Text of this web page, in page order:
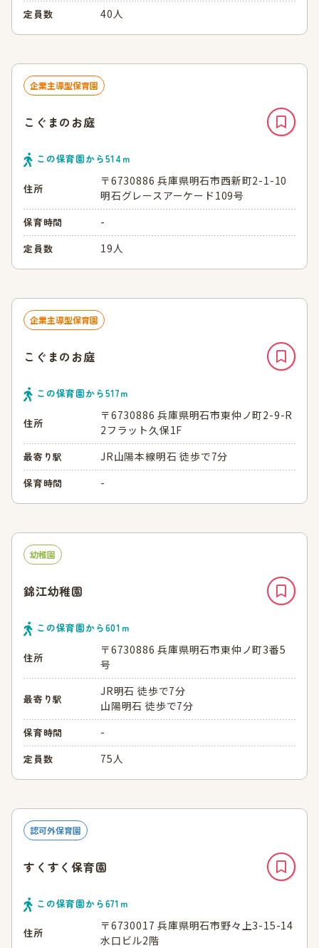
定員数 40人
企業主導型保育園
こぐまのお庭
この保育園から514 ｍ
住所
〒6730886 兵庫県明石市西新町2-1-10
明石グレースアーケード109号
保育時間 -
定員数 19人
企業主導型保育園
こぐまのお庭
この保育園から517ｍ
住所
〒6730886 兵庫県明石市東仲ノ町2-9-R
2フラット久保1F
最寄り駅 JR山陽本線明石 徒歩で7分
保育時間 -
幼稚園
錦江幼稚園
この保育園から601 ｍ
住所
〒6730886 兵庫県明石市東仲ノ町3番5
号
最寄り駅
JR明石 徒歩で7分
山陽明石 徒歩で7分
保育時間 -
定員数 75人
認可外保育園
すくすく保育園
この保育園から671 ｍ
住所
〒6730017 兵庫県明石市野々上3-15-14
水口ビル2階